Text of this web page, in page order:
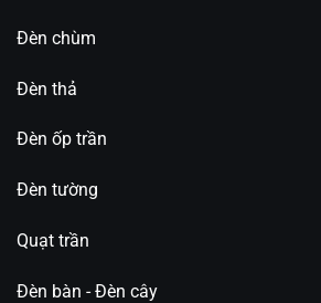
Đèn chùm
Đèn thả
Đèn ốp trần
Đèn tường
Quạt trần
Đèn bàn - Đèn cây